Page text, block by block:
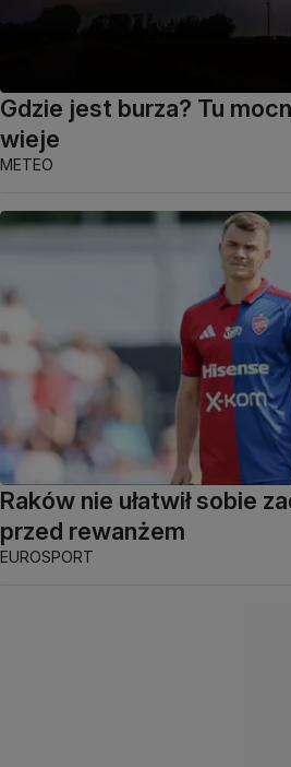
Gdzie jest burza? Tu
wieje
METEO
Raków nie ułatwił sobie
przed rewanżem
EUROSPORT